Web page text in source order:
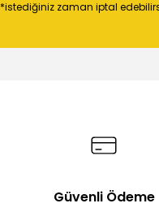
*istediğiniz zaman iptal
Güvenli Ödeme